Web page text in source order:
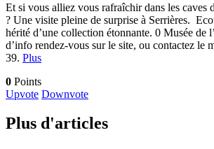
Et si vous alliez vous rafraîchir dans les caves
? Une visite pleine de surprise à Serrières.
hérité d’une collection étonnante. 0 Musée de
d’info rendez-vous sur le site, ou contactez le
39. Plus
0 Points
Upvote Downvote
Plus d'articles